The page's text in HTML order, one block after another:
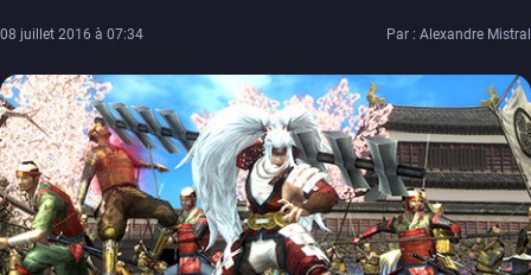
08 juillet 2016 à 07:34 Par : Alexandre Mistral